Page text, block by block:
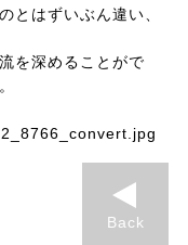
とはずいぶん違い、
を深めることがで
Back